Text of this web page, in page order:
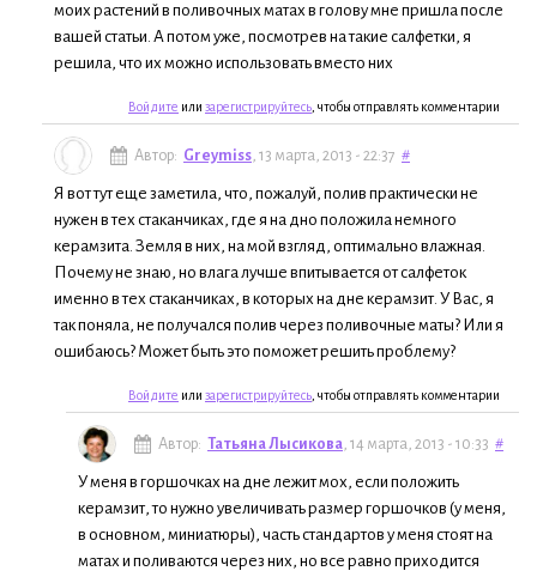
моих растений в поливочных матах в голову мне пришла после
вашей статьи. А потом уже, посмотрев на такие салфетки, я
решила, что их можно использовать вместо них
Войдите или зарегистрируйтесь , чтобы отправлять комментарии
Автор: Greymiss , 13 марта, 2013 - 22:37 #
Я вот тут еще заметила, что, пожалуй, полив практически не
нужен в тех стаканчиках, где я на дно положила немного
керамзита. Земля в них, на мой взгляд, оптимально влажная.
Почему не знаю, но влага лучше впитывается от салфеток
именно в тех стаканчиках, в которых на дне керамзит. У Вас, я
так поняла, не получался полив через поливочные маты? Или я
ошибаюсь? Может быть это поможет решить проблему?
Войдите или зарегистрируйтесь , чтобы отправлять комментарии
Автор: Татьяна Лысикова , 14 марта, 2013 - 10:33 #
У меня в горшочках на дне лежит мох, если положить
керамзит, то нужно увеличивать размер горшочков (у меня,
в основном, миниатюры), часть стандартов у меня стоят на
матах и поливаются через них, но все равно приходится